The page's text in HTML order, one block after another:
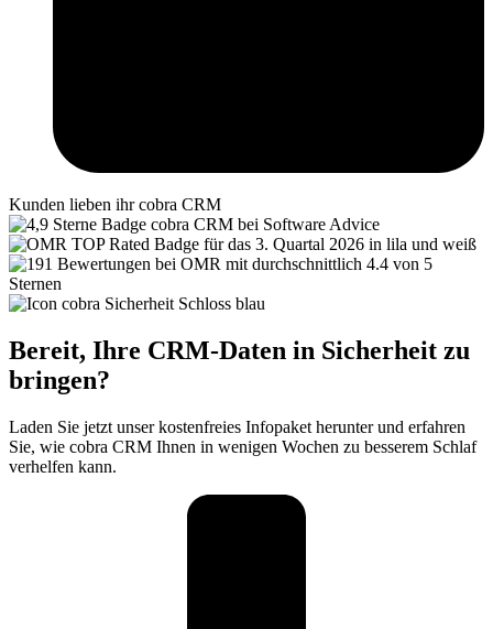
Kunden lieben ihr cobra CRM
Bereit, Ihre CRM-Daten in Sicherheit zu
bringen?
Laden Sie jetzt unser kostenfreies Infopaket herunter und erfahren
Sie, wie cobra CRM Ihnen in wenigen Wochen zu besserem Schlaf
verhelfen kann.